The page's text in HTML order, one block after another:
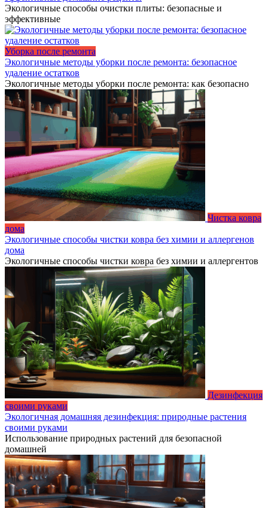
Экологичные способы очистки плиты: безопасные и
эффективные
Уборка после ремонта
Экологичные методы уборки после ремонта: безопасное
удаление остатков
Экологичные методы уборки после ремонта: как безопасно
Чистка ковра
дома
Экологичные способы чистки ковра без химии и аллергенов
дома
Экологичные способы чистки ковра без химии и аллергентов
Дезинфекция
своими руками
Экологичная домашняя дезинфекция: природные растения
своими руками
Использование природных растений для безопасной
домашней